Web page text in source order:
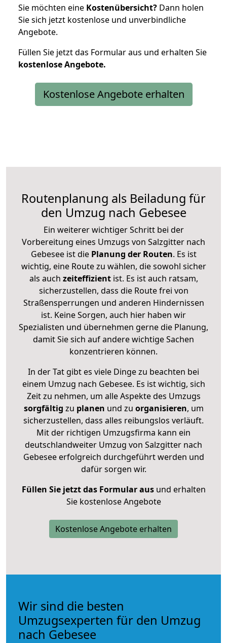
Sie möchten eine Kostenübersicht? Dann holen
Sie sich jetzt kostenlose und unverbindliche
Angebote.
Füllen Sie jetzt das Formular aus und erhalten Sie
kostenloseAngebote.
Kostenlose Angebote erhalten
Routenplanung als Beiladung für
den Umzug nach Gebesee
Ein weiterer wichtiger Schritt bei der
Vorbereitung eines Umzugs von Salzgitter nach
Gebesee ist diePlanung der Routen. Es ist
wichtig, eine Route zu wählen, die sowohl sicher
als auch zeiteffizientist. Es ist auch ratsam,
sicherzustellen, dass die Route frei von
Straßensperrungen und anderen Hindernissen
ist. Keine Sorgen, auch hier haben wir
Spezialisten und übernehmen gerne die Planung,
damit Sie sich auf andere wichtige Sachen
konzentrieren können.
In der Tat gibt es viele Dinge zu beachten bei
einem Umzug nach Gebesee. Es ist wichtig, sich
Zeit zu nehmen, um alle Aspekte des Umzugs
sorgfältig zu planen und zu organisieren, um
sicherzustellen, dass alles reibungslos verläuft.
Mit der richtigen Umzugsfirma kann ein
deutschlandweiter Umzug von Salzgitter nach
Gebesee erfolgreich durchgeführt werden und
dafür sorgen wir.
Füllen Sie jetzt das Formular ausund erhalten
Sie kostenlose Angebote
Kostenlose Angebote erhalten
Wir sind die besten
Umzugsexperten für den Umzug
nach Gebesee